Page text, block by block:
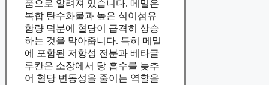
품으로 알려져 있습니다. 메밀은
복합 탄수화물과 높은 식이섬유
함량 덕분에 혈당이 급격히 상승
하는 것을 막아줍니다. 특히 메밀
에 포함된 저항성 전분과 베타글
루칸은 소장에서 당 흡수를 늦추
어 혈당 변동성을 줄이는 역할을